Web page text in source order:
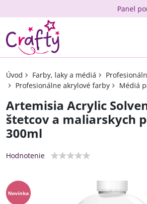
Panel
Novinka
Úvod Farby, laky a médiá
Profesionálne akrylové farby
Médiá
Artemisia Acrylic
štetcov a maliarskych
300ml
Hodnotenie